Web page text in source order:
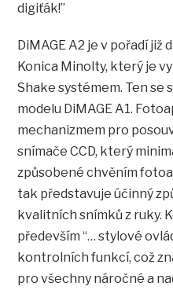
digiťák!”
DiMAGE A2 je v pořadí
Konica Minolty, který je
Shake systémem. Ten se
modelu DiMAGE A1.
mechanizmem pro
snímače CCD, který
způsobené chvěním
tak představuje účinný
kvalitních snímků z ruky.
především “… stylové
kontrolních funkcí, což
pro všechny náročné a